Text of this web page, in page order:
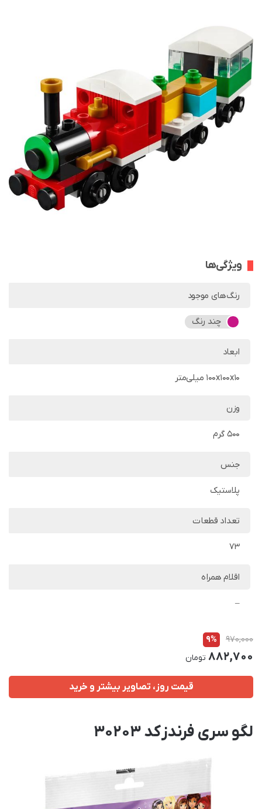
ویژگی‌ها
رنگ‌های موجود
چند رنگ
ابعاد
100x100x10 میلی‌متر
وزن
500 گرم
جنس
پلاستیک
تعداد قطعات
73
اقلام همراه
–
970,000
9%
882,700 تومان
قیمت روز، تصاویر بیشتر و خرید
لگو سری فرندز کد 30203